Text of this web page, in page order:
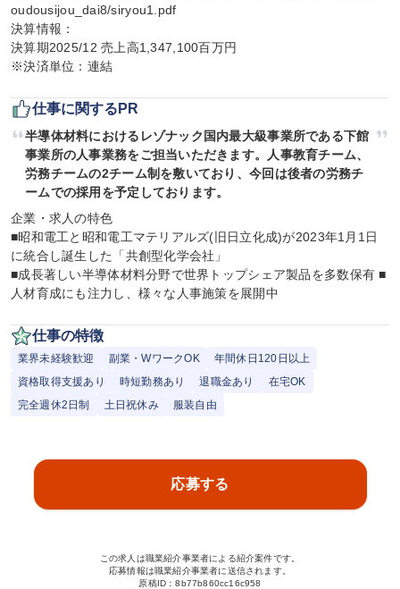
oudousijou_dai8/siryou1.pdf
決算情報：
決算期2025/12 売上高1,347,100百万円
※決済単位：連結
仕事に関するPR
半導体材料におけるレゾナック国内最大級事業所である下館
事業所の人事業務をご担当いただきます。人事教育チーム、
労務チームの2チーム制を敷いており、今回は後者の労務チ
ームでの採用を予定しております。
企業・求人の特色
■昭和電工と昭和電工マテリアルズ(旧日立化成)が2023年1月1日
に統合し誕生した「共創型化学会社」
■成長著しい半導体材料分野で世界トップシェア製品を多数保有 ■
人材育成にも注力し、様々な人事施策を展開中
仕事の特徴
業界未経験歓迎 副業・WワークOK
年間休日120日以上
資格取得支援あり
時短勤務あり 退職金あり
在宅OK
完全週休2日制
土日祝休み 服装自由
応募する
この求人は職業紹介事業者による紹介案件です。
応募情報は職業紹介事業者に送信されます。
原稿ID：8b77b860cc16c958